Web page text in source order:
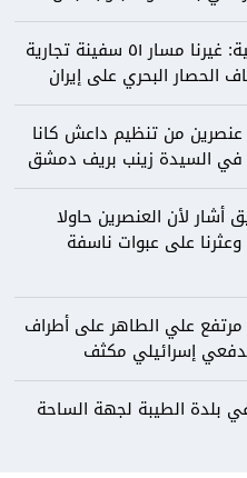
القيادة المركزية الأميركية: غيرنا مسار ٥١ سفينة تجارية
الحصار البحري على إيران
عنصرين من تنظيم داعش كانا
في السيدة زينب بريف دمشق
أشار لأن العنصرين حاولا
على عبوات ناسفة
مرتفع علي الطاهر على أطراف
إسرائيلي مكثف
بلدة الطيبة لجهة الساحة